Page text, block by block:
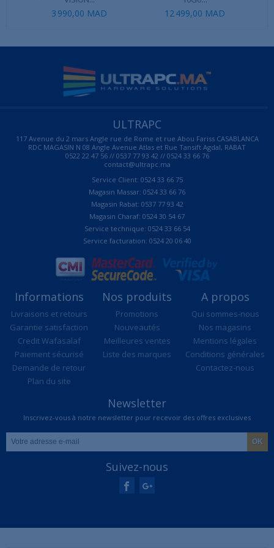
3 990,00 MAD 12 499,00 MAD
ULTRAPC
117 Avenue du 2 mars Angle rue de Rome et rue Abou Fariss CASABLANCA
RDC MAGASIN N 08 Angle Avenue Atlas et Rue Tansift Agdal, RABAT
0522 22 47 56 // 0537 77 93 42 // 0524 33 66 76
contact@ultrapc.ma
Service Client: 0524 33 66 75
Magasin Massar: 0524 33 66 76
Magasin Rabat: 0537 77 93 42
Magasin Charaf: 0524 30 54 67
Service technique: 0524 33 66 54
Service facturation: 0524 20 06 40
Informations
Livraisons et retours
Garantie satisfaction
Credit Wafasalaf
Paiement sécurisé
Demande de retour
Plan du site
Nos produits
Promotions
Nouveautés
Meilleures ventes
Liste des marques
A propos
Qui sommes-nous
Nos magasins
Mentions légales
Conditions générales
Contactez-nous
Newsletter
Inscrivez-vous à notre newsletter pour recevoir des offres exclusives
Suivez-nous